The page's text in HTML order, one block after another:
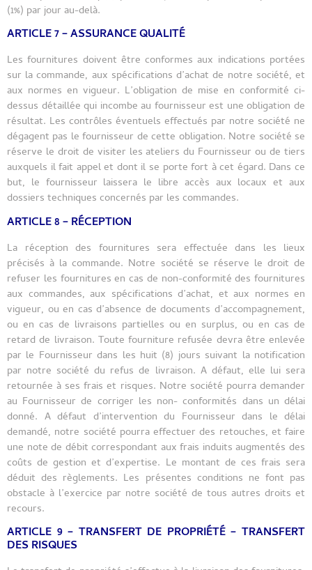
(1%) par jour au-delà.
ARTICLE 7 – ASSURANCE QUALITÉ
Les fournitures doivent être conformes aux indications portées
sur la commande, aux spécifications d’achat de notre société, et
aux normes en vigueur. L’obligation de mise en conformité ci-
dessus détaillée qui incombe au fournisseur est une obligation de
résultat. Les contrôles éventuels effectués par notre société ne
dégagent pas le fournisseur de cette obligation. Notre société se
réserve le droit de visiter les ateliers du Fournisseur ou de tiers
auxquels il fait appel et dont il se porte fort à cet égard. Dans ce
but, le fournisseur laissera le libre accès aux locaux et aux
dossiers techniques concernés par les commandes.
ARTICLE 8 – RÉCEPTION
La réception des fournitures sera effectuée dans les lieux
précisés à la commande. Notre société se réserve le droit de
refuser les fournitures en cas de non-conformité des fournitures
aux commandes, aux spécifications d’achat, et aux normes en
vigueur, ou en cas d’absence de documents d’accompagnement,
ou en cas de livraisons partielles ou en surplus, ou en cas de
retard de livraison. Toute fourniture refusée devra être enlevée
par le Fournisseur dans les huit (8) jours suivant la notification
par notre société du refus de livraison. A défaut, elle lui sera
retournée à ses frais et risques. Notre société pourra demander
au Fournisseur de corriger les non- conformités dans un délai
donné. A défaut d’intervention du Fournisseur dans le délai
demandé, notre société pourra effectuer des retouches, et faire
une note de débit correspondant aux frais induits augmentés des
coûts de gestion et d’expertise. Le montant de ces frais sera
déduit des règlements. Les présentes conditions ne font pas
obstacle à l’exercice par notre société de tous autres droits et
recours.
ARTICLE 9 – TRANSFERT DE PROPRIÉTÉ – TRANSFERT
DES RISQUES